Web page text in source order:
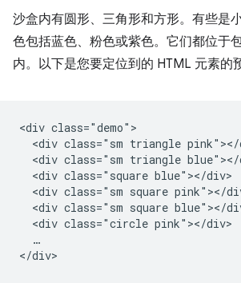
沙盒内有圆形、三角形和方形。有些是
色包括蓝色、粉色或紫色。它们都位于
内。以下是您要定位到的 HTML 元素的
<div class="demo">
<div class="sm triangle
<div class="sm triangle
  <div class="square blue"></div>
<div class="sm square pink"></
<div class="sm square blue"></
  <div class="circle pink"></div>
  …